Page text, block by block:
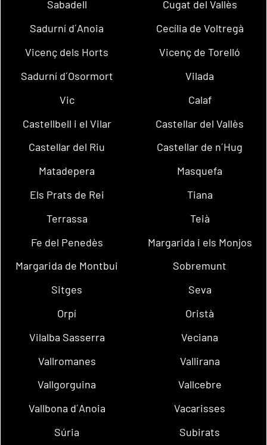
Sabadell
Cugat del Vallès
Sadurní d´Anoia
Cecília de Voltregà
Vicenç dels Horts
Vicenç de Torelló
Sadurní d´Osormort
Vilada
Vic
Calaf
Castellbell i el Vilar
Castellar del Vallès
Castellar del Riu
Castellar de n´Hug
Matadepera
Masquefa
Els Prats de Rei
Tiana
Terrassa
Teià
Fe del Penedès
Margarida i els Monjos
Margarida de Montbui
Sobremunt
Sitges
Seva
Orpí
Oristà
Vilalba Sasserra
Veciana
Vallromanes
Vallirana
Vallgorguina
Vallcebre
Vallbona d´Anoia
Vacarisses
Súria
Subirats